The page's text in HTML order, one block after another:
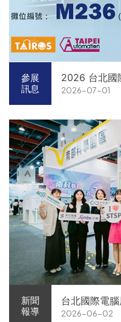
參展
訊息
2026 台北國
2026-07-01
新聞
報導
台北國際電
展現AI供應鏈
2026-06-02